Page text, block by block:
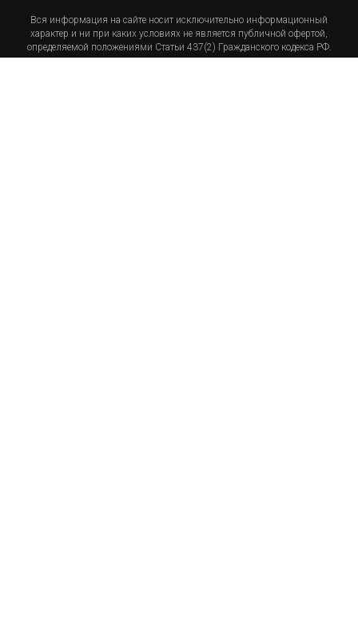
Вся информация на сайте носит исключительно информационный
характер и ни при каких условиях не является публичной офертой,
определяемой положениями Статьи 437(2) Гражданского кодекса РФ.